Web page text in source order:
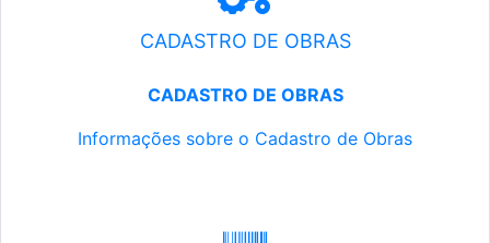
CADASTRO DE OBRAS
CADASTRO DE OBRAS
Informações sobre o Cadastro de Obras